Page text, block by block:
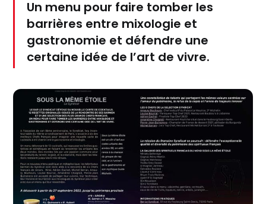
Un menu pour faire tomber les
barrières entre mixologie et
gastronomie et défendre une
certaine idée de l’art de vivre.